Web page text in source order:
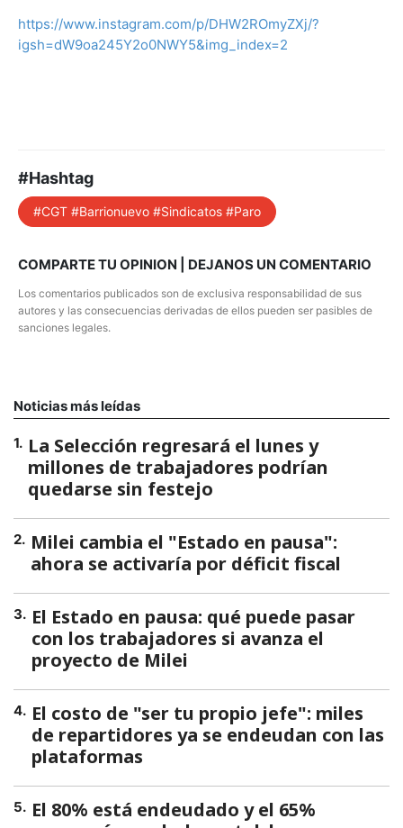
https://www.instagram.com/p/DHW2ROmyZXj/?
igsh=dW9oa245Y2o0NWY5&img_index=2
#Hashtag
#CGT #Barrionuevo #Sindicatos #Paro
COMPARTE TU OPINION | DEJANOS UN COMENTARIO
Los comentarios publicados son de exclusiva responsabilidad de sus
autores y las consecuencias derivadas de ellos pueden ser pasibles de
sanciones legales.
Noticias más leídas
1. La Selección regresará el lunes y
millones de trabajadores podrían
quedarse sin festejo
2. Milei cambia el "Estado en pausa":
ahora se activaría por déficit fiscal
3. El Estado en pausa: qué puede pasar
con los trabajadores si avanza el
proyecto de Milei
4. El costo de "ser tu propio jefe": miles
de repartidores ya se endeudan con las
plataformas
5. El 80% está endeudado y el 65%